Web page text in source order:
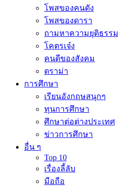
โพสของคนดัง
โพสของดารา
ถามหาความยุติธรรม
โคตรเจ๋ง
คนดีของสังคม
ดราม่า
การศึกษา
เรียนอังกฤษสนุกๆ
ทุนการศึกษา
ศึกษาต่อต่างประเทศ
ข่าวการศึกษา
อื่น ๆ
Top 10
เรื่องลี้ลับ
มือถือ